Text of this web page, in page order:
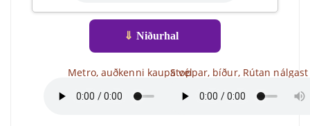
⇓ Niðurhal
Metro, auðkenni kaupa vélStoppar, bíður, Rútan